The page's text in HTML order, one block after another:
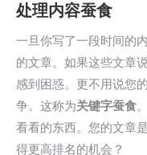
处理内容蚕食
一旦你写了一段时间的
的文章。如果这些文章
感到困惑。更不用说您
争。这称为关键字蚕食
看看的东西。您的文章
得更高排名的机会？